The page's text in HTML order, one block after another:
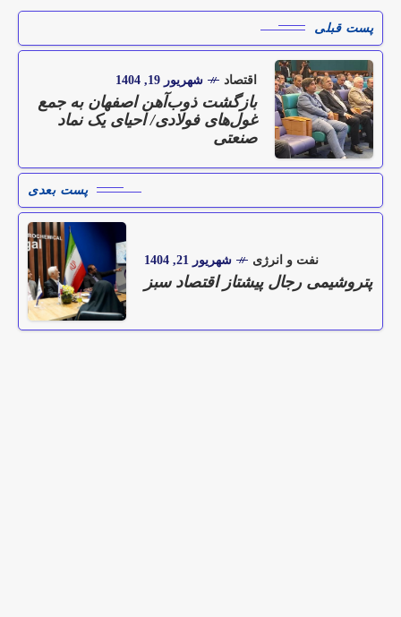
پست قبلی
اقتصاد شهریور 19, 1404
بازگشت ذوب‌آهن اصفهان به جمع
غول‌های فولادی/ احیای یک نماد
صنعتی
پست بعدی
نفت و انرژی شهریور 21, 1404
پتروشیمی رجال پیشتاز اقتصاد سبز